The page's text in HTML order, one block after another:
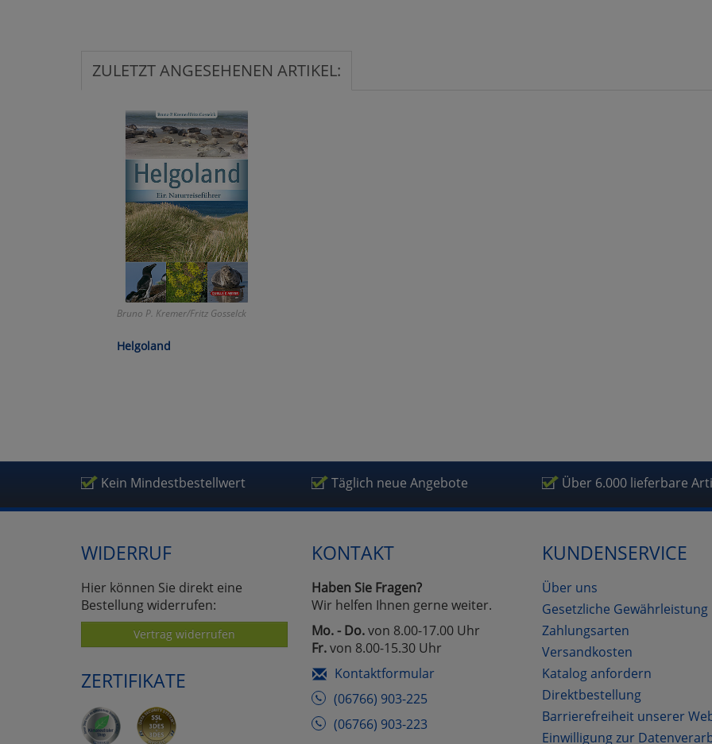
ZULETZT ANGESEHENEN ARTIKEL:
Bruno P. Kremer/Fritz Gosselck
Helgoland
Kein Mindestbestellwert Täglich neue Angebote Über 6.000 lieferbare
WIDERRUF
Hier können Sie direkt eine
Bestellung widerrufen:
Vertrag widerrufen
ZERTIFIKATE
KONTAKT
Haben Sie Fragen?
Wir helfen Ihnen gerne weiter.
Mo. - Do.von 8.00-17.00 Uhr
Fr.von 8.00-15.30 Uhr
Kontaktformular
(06766) 903-225
(06766) 903-223
KUNDENSERVICE
Über uns
Gesetzliche Gewährleistung
Zahlungsarten
Versandkosten
Katalog anfordern
Direktbestellung
Barrierefreiheit unserer
Einwilligung zur